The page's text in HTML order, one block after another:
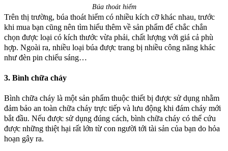
Búa thoát hiểm
Trên thị trường, búa thoát hiểm có nhiều kích cỡ khác nhau, trước
khi mua bạn cũng nên tìm hiểu thêm về sản phẩm để chắc chắn
chọn được loại có kích thước vừa phải, chất lượng với giá cả phù
hợp. Ngoài ra, nhiều loại búa được trang bị nhiều công năng khác
như đèn pin chiếu sáng…
3. Bình chữa cháy
Bình chữa cháy là một sản phẩm thuộc thiết bị được sử dụng nhằm
đảm bảo an toàn chữa cháy trực tiếp và lưu động khi đám cháy mới
bắt đầu. Nếu được sử dụng đúng cách, bình chữa cháy có thể cứu
được những thiệt hại rất lớn từ con người tới tài sản của bạn do hỏa
hoạn gây ra.